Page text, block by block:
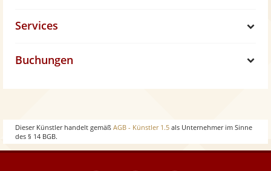
Services
Buchungen
Dieser Künstler handelt gemäß AGB - Künstler 1.5 als Unternehmer im Sinne
des § 14 BGB.